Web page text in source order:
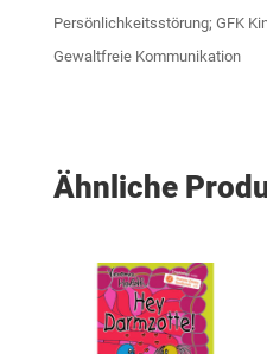
Persönlichkeitsstörung; GFK
Gewaltfreie Kommunikation
Ähnliche